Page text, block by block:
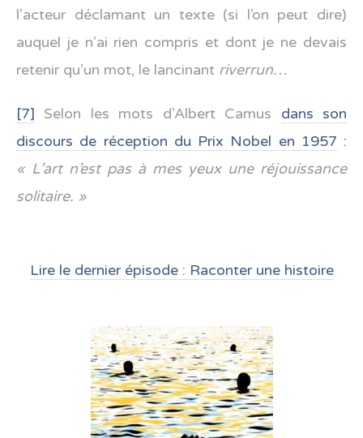
l’acteur déclamant un texte (si l’on peut dire)
auquel je n’ai rien compris et dont je ne devais
retenir qu’un mot, le lancinant riverrun…
[7] Selon les mots d’Albert Camus
dans son
discours de réception du Prix Nobel en 1957 :
« L’art n’est pas à mes yeux une réjouissance
solitaire. »
Lire le dernier épisode : Raconter une histoire